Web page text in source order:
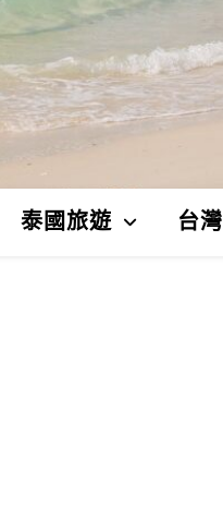
泰國旅遊 台